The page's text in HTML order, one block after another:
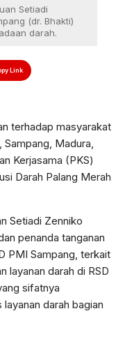
Setiadi
(dr. Bhakti)
darah.
Link
terhadap masyarakat
Sampang, Madura,
Kerjasama (PKS)
Darah Palang Merah
Setiadi Zenniko
penanda tanganan
PMI Sampang, terkait
layanan darah di RSD
sifatnya
darah bagian